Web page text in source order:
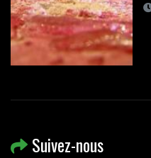
Suivez-nous